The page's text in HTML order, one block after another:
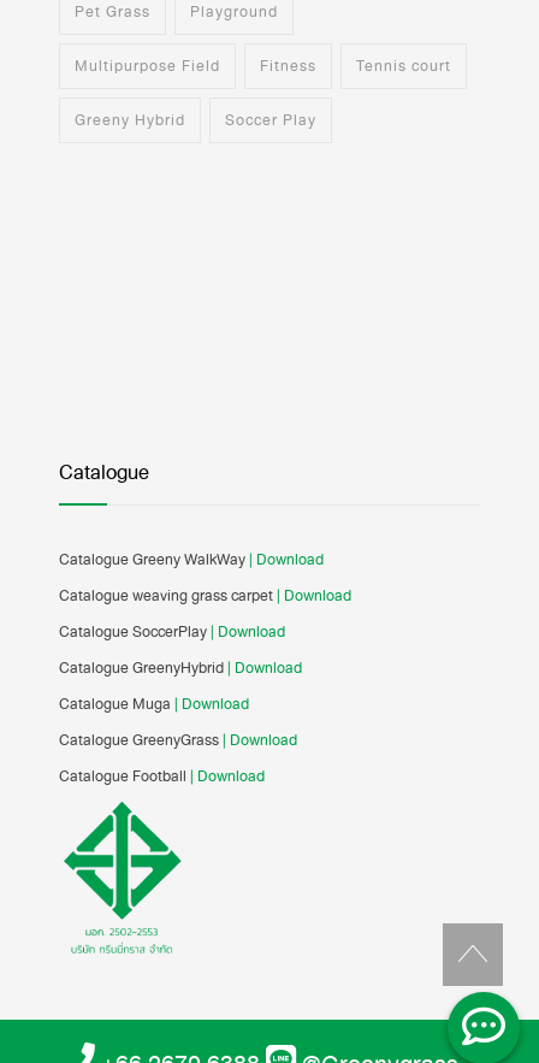
Pet Grass Playground
Multipurpose Field Fitness Tennis court
Greeny Hybrid Soccer Play
Catalogue
Catalogue Greeny WalkWay| Download
Catalogue weaving grass carpet| Download
Catalogue SoccerPlay| Download
Catalogue GreenyHybrid| Download
Catalogue Muga | Download
Catalogue GreenyGrass| Download
Catalogue Football | Download